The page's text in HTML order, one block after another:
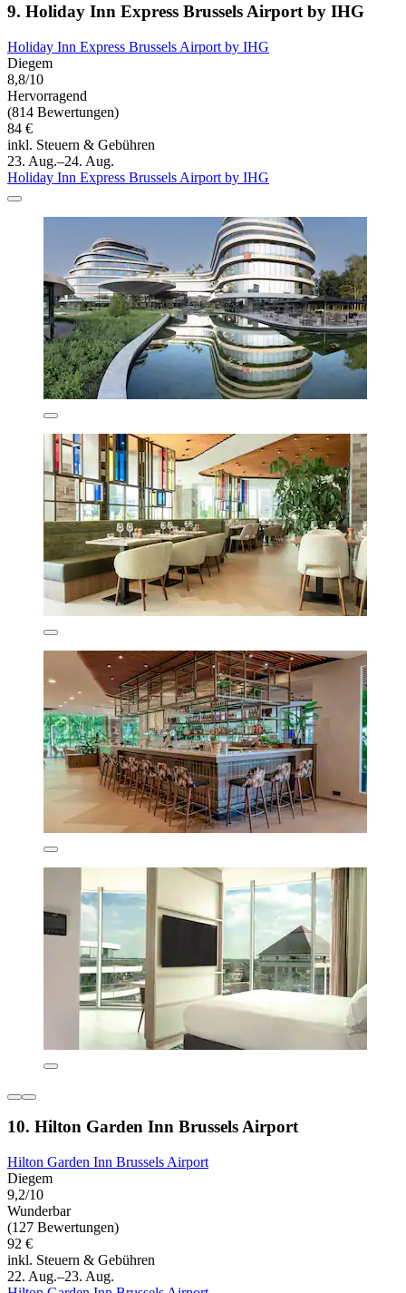
9. Holiday Inn Express Brussels Airport by IHG
Holiday Inn Express Brussels Airport by IHG
Diegem
8,8/10
Hervorragend
(814 Bewertungen)
84 €
inkl. Steuern & Gebühren
23. Aug.–24. Aug.
Holiday Inn Express Brussels Airport by IHG
10. Hilton Garden Inn Brussels Airport
Hilton Garden Inn Brussels Airport
Diegem
9,2/10
Wunderbar
(127 Bewertungen)
92 €
inkl. Steuern & Gebühren
22. Aug.–23. Aug.